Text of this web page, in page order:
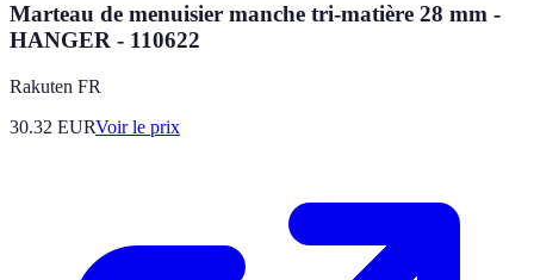
Marteau de menuisier manche tri-matière 28 mm -
HANGER - 110622
Rakuten FR
30.32 EURVoir le prix